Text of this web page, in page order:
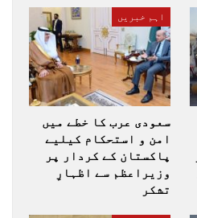
اہم خبریں
سعودی عرب کا خطے میں
امن و استحکام کیلیے
پاکستان کے کردار پر
وزیراعظم سے اظہارِ
تشکر